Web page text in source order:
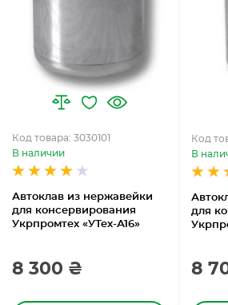
Автоклав из нержавейки
для консервирования
Укрпромтех «УТех-А16»
Код товара: 3030101
В наличии
8 300 ₴
для
Код
В
8